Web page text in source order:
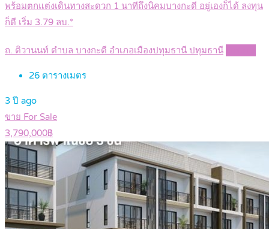
พร้อมตกแต่งเดินทางสะดวก 1 นาทีถึงนิคมบางกะดี อยู่เองก็ได้ ลงทุน
ก็ดี เริ่ม 3.79 ลบ.*
ถ. ติวานนท์ ตำบล บางกะดี อำเภอเมืองปทุมธานี ปทุมธานี
26 ตารางเมตร
3 ปี ago
ขาย For Sale
3,790,000฿